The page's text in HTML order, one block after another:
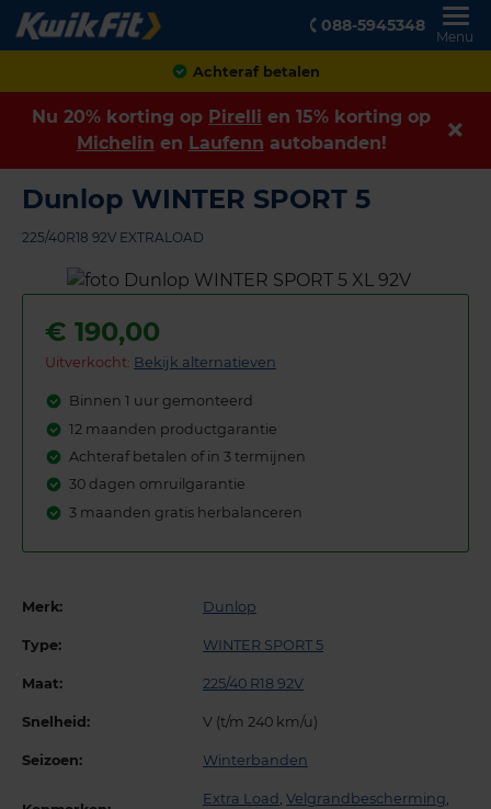
088-5945348
Menu
Achteraf betalen
Nu 20% korting op Pirelli en 15% korting op
Michelin en Laufenn autobanden!
Dunlop WINTER SPORT 5
225/40R18 92V EXTRALOAD
€ 190,00
Uitverkocht: Bekijk alternatieven
Binnen 1 uur gemonteerd
12 maanden productgarantie
Achteraf betalen of in 3 termijnen
30 dagen omruilgarantie
3 maanden gratis herbalanceren
Merk: Dunlop
Type: WINTER SPORT 5
Maat: 225/40 R18 92V
Snelheid: V (t/m 240 km/u)
Seizoen: Winterbanden
Extra Load , Velgrandbescherming,